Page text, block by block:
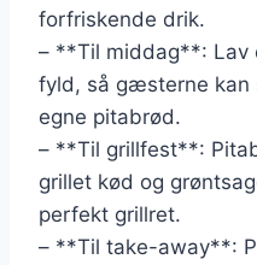
forfriskende drik.
– **Til middag**: Lav
fyld, så gæsterne
egne pitabrød.
– **Til grillfest**:
grillet kød og
perfekt grillret.
– **Til take-away**: